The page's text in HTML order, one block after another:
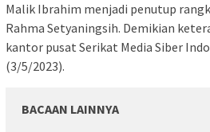
Malik Ibrahim menjadi penutup
Rahma Setyaningsih. Demikian
kantor pusat Serikat Media Siber
(3/5/2023).
BACAAN LAINNYA